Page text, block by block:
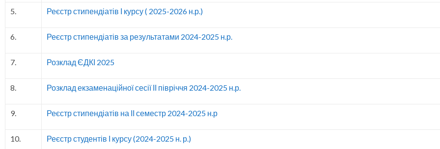
5. Реєстр стипендіатів І курсу ( 2025-2026 н.р.)
6. Реєстр стипендіатів за результатами 2024-2025 н.р.
7. Розклад ЄДКІ 2025
8. Розклад екзаменаційної сесії ІІ півріччя 2024-2025 н.р.
9. Реєстр стипендіатів на ІІ семестр 2024-2025 н.р
10. Реєстр студентів І курсу (2024-2025 н. р.)